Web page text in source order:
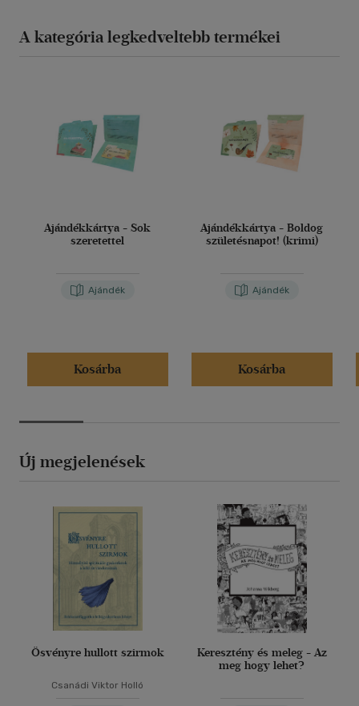
A kategória legkedveltebb termékei
Ajándékkártya - Sok
szeretettel
Ajándék
Kosárba
Ajándékkártya - Boldog
születésnapot! (krimi)
Ajándék
Kosárba
Új megjelenések
Ösvényre hullott szirmok
Csanádi Viktor Holló
Keresztény és meleg - Az
meg hogy lehet?